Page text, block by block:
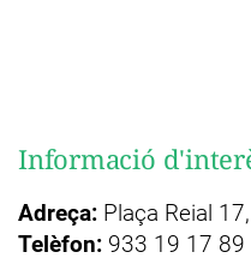
Informació
Adreça: Plaça Reial
Telèfon: 933 19 17 89